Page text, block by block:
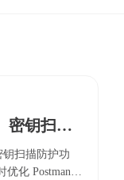
密钥扫描
导入
扫描防护功
化 Postman、